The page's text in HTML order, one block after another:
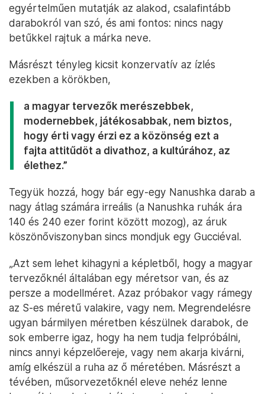
egyértelműen mutatják az alakod, csalafintább
darabokról van szó, és ami fontos: nincs nagy
betűkkel rajtuk a márka neve.
Másrészt tényleg kicsit konzervatív az ízlés
ezekben a körökben,
a magyar tervezők merészebbek,
modernebbek, játékosabbak, nem biztos,
hogy érti vagy érzi ez a közönség ezt a
fajta attitűdöt a divathoz, a kultúrához, az
élethez.”
Tegyük hozzá, hogy bár egy-egy Nanushka darab a
nagy átlag számára irreális (a Nanushka ruhák ára
140 és 240 ezer forint között mozog), az áruk
köszönőviszonyban sincs mondjuk egy Gucciéval.
„Azt sem lehet kihagyni a képletből, hogy a magyar
tervezőknél általában egy méretsor van, és az
persze a modellméret. Azaz próbakor vagy rámegy
az S-es méretű valakire, vagy nem. Megrendelésre
ugyan bármilyen méretben készülnek darabok, de
sok emberre igaz, hogy ha nem tudja felpróbálni,
nincs annyi képzelőereje, vagy nem akarja kivárni,
amíg elkészül a ruha az ő méretében. Másrészt a
tévében, műsorvezetőknél eleve nehéz lenne